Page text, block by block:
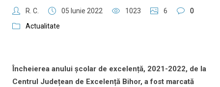
R. C. 05 Iunie 2022 1023 6
0
Actualitate
Încheierea anului școlar de excelență, 2021-2022, de la
Centrul Județean de Excelență Bihor, a fost marcată